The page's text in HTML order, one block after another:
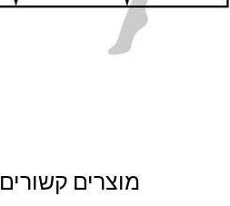
מוצרים קשורים